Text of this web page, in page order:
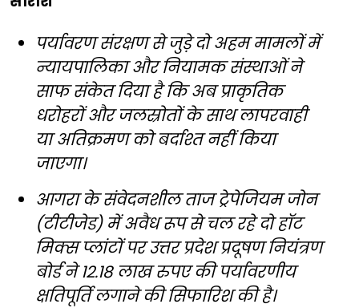
पर्यावरण संरक्षण से जुड़े दो अहम मामलों में
न्यायपालिका और नियामक संस्थाओं ने
साफ संकेत दिया है कि अब प्राकृतिक
धरोहरों और जलस्रोतों के साथ लापरवाही
या अतिक्रमण को बर्दाश्त नहीं किया
जाएगा।
आगरा के संवेदनशील ताज ट्रेपेजियम जोन
(टीटीजेड) में अवैध रूप से चल रहे दो हॉट
मिक्स प्लांटों पर उत्तर प्रदेश प्रदूषण नियंत्रण
बोर्ड ने 12.18 लाख रुपए की पर्यावरणीय
क्षतिपूर्ति लगाने की सिफारिश की है।